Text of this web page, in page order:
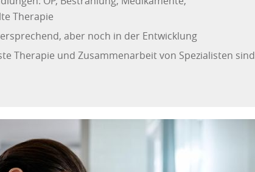
Therapie
aber noch in der Entwicklung
Therapie und Zusammenarbeit von Spezialisten sind